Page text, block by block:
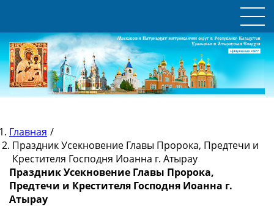
Главная /
Праздник Усекновение Главы Пророка, Предтечи и
Крестителя Господня Иоанна г. Атырау
Праздник Усекновение Главы Пророка,
Предтечи и Крестителя Господня Иоанна г.
Атырау